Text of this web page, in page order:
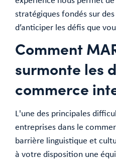
stratégiques fondés sur
d’anticiper les défis que
Comment
surmonte les
commerce
L'une des principales
entreprises dans le
barrière linguistique et
à votre disposition une